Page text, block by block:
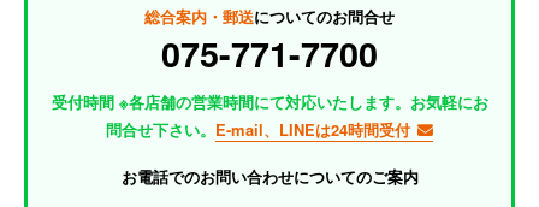
総合案内・郵送についてのお問合せ
075-771-7700
受付時間 ※各店舗の営業時間にて対応いたします。お気軽にお
問合せ下さい。 E-mail、LINEは24時間受付
お電話でのお問い合わせについてのご案内